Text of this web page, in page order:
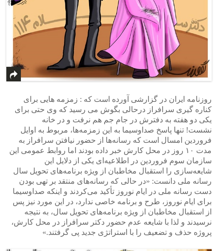
روزنامه ایران در گزارشی آورده است که : زمزمه هایی برای
کناره گیری سرافراز درحالی بگوش می رسید که وی حتی برای
یکی دو هفته به دفترش در جام جم هم نرفت و در خانه
نشست! تنها پاسخ صداوسیما به این زمزمه‌ها، مربوط به اوایل
فروردین امسال است که رسانه‌ها از حضور نیافتن سرافراز به
مدت ۱۰ روز در محل کارش خبر داده بودند اما روابط عمومی این
سازمان سوم فروردین در اطلاعیه‌ای یکی از دلایل این
شایعه‌سازی را استقبال مخاطبان از ویژه برنامه‌های تحویل سال
رسانه ملی دانست: «در حالی که رسانه‌های منتقد بر تهی بودن
دست رسانه ملی در ایام نوروز تأکید می‌کردند و اینکه صداوسیما
برای ایام نوروز، طرح و برنامه خاصی ندارد، در این مورد نیز پس
از استقبال مخاطبان از ویژه برنامه‌های تحویل سال، به نتیجه
نرسیدند و لذا با شایعه عدم حضور دکتر سرافراز در محل کارش،
پروژه حذف و تضعیف را با استراتژی جدید پی گرفتند.»